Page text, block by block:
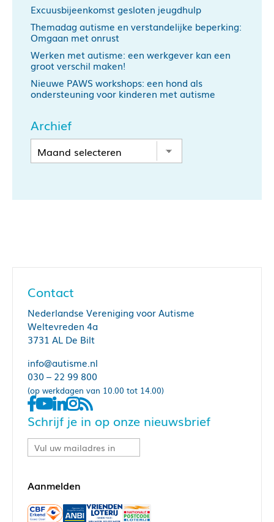
Excuusbijeenkomst gesloten jeugdhulp
Themadag autisme en verstandelijke beperking:
Omgaan met onrust
Werken met autisme: een werkgever kan een
groot verschil maken!
Nieuwe PAWS workshops: een hond als
ondersteuning voor kinderen met autisme
Archief
Contact
Nederlandse Vereniging voor Autisme
Weltevreden 4a
3731 AL De Bilt
info@autisme.nl
030 – 22 99 800
(op werkdagen van 10.00 tot 14.00)
Schrijf je in op onze nieuwsbrief